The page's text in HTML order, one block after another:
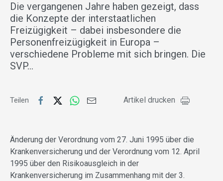
Die vergangenen Jahre haben gezeigt, dass
die Konzepte der interstaatlichen
Freizügigkeit – dabei insbesondere die
Personenfreizügigkeit in Europa –
verschiedene Probleme mit sich bringen. Die
SVP…
Teilen Artikel drucken
Änderung der Verordnung vom 27. Juni 1995 über die
Krankenversicherung und der Verordnung vom 12. April
1995 über den Risikoausgleich in der
Krankenversicherung im Zusammenhang mit der 3.